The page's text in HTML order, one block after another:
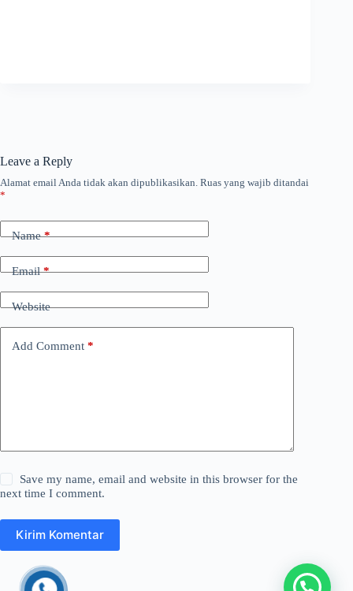
Leave a Reply
Alamat email Anda tidak akan dipublikasikan. Ruas yang wajib ditandai
*
Name*
Email*
Website
Add Comment *
Save my name, email and website in this browser for the
next time I comment.
Kirim Komentar